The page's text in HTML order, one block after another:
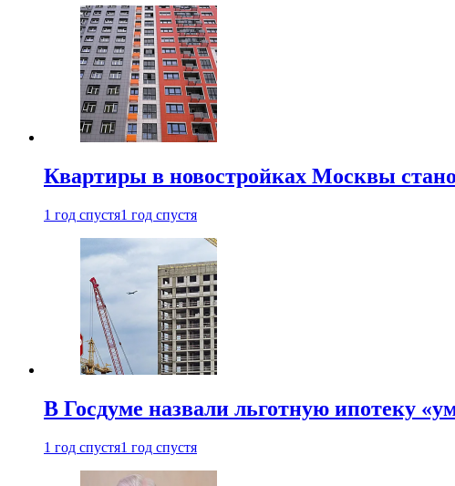
Квартиры в новостройках Москвы
1 год спустя1 год спустя
В Госдуме назвали льготную ипотеку
1 год спустя1 год спустя